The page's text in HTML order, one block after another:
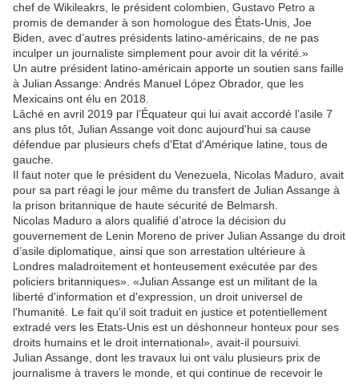
chef de Wikileakrs, le président colombien, Gustavo Petro a
promis de demander à son homologue des États-Unis, Joe
Biden, avec d’autres présidents latino-américains, de ne pas
inculper un journaliste simplement pour avoir dit la vérité.»
Un autre président latino-américain apporte un soutien sans faille
à Julian Assange: Andrés Manuel López Obrador, que les
Mexicains ont élu en 2018.
Lâché en avril 2019 par l’Équateur qui lui avait accordé l’asile 7
ans plus tôt, Julian Assange voit donc aujourd'hui sa cause
défendue par plusieurs chefs d'Etat d'Amérique latine, tous de
gauche.
Il faut noter que le président du Venezuela, Nicolas Maduro, avait
pour sa part réagi le jour même du transfert de Julian Assange à
la prison britannique de haute sécurité de Belmarsh.
Nicolas Maduro a alors qualifié d’atroce la décision du
gouvernement de Lenin Moreno de priver Julian Assange du droit
d’asile diplomatique, ainsi que son arrestation ultérieure à
Londres maladroitement et honteusement exécutée par des
policiers britanniques». «Julian Assange est un militant de la
liberté d'information et d'expression, un droit universel de
l'humanité. Le fait qu'il soit traduit en justice et potentiellement
extradé vers les Etats-Unis est un déshonneur honteux pour ses
droits humains et le droit international», avait-il poursuivi.
Julian Assange, dont les travaux lui ont valu plusieurs prix de
journalisme à travers le monde, et qui continue de recevoir le